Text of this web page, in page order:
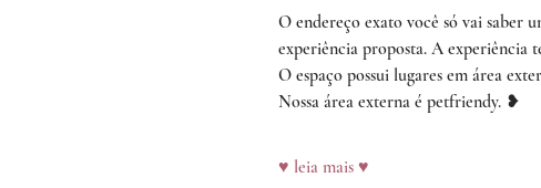
O endereço exato você só vai saber
experiência proposta. A experiência
O espaço possui lugares em área
Nossa área externa é petfriendy. ❥
♥ leia mais ♥